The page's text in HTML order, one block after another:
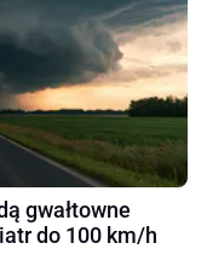
gwałtowne
do 100 km/h